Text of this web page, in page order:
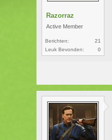
Razorraz
Active Member
Berichten:
21
Leuk Bevonden:
0